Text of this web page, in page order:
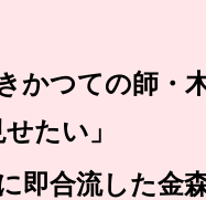
かつての師・
たい」
即合流した金